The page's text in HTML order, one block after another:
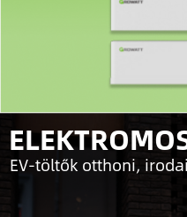
EV-töltők otthoni,